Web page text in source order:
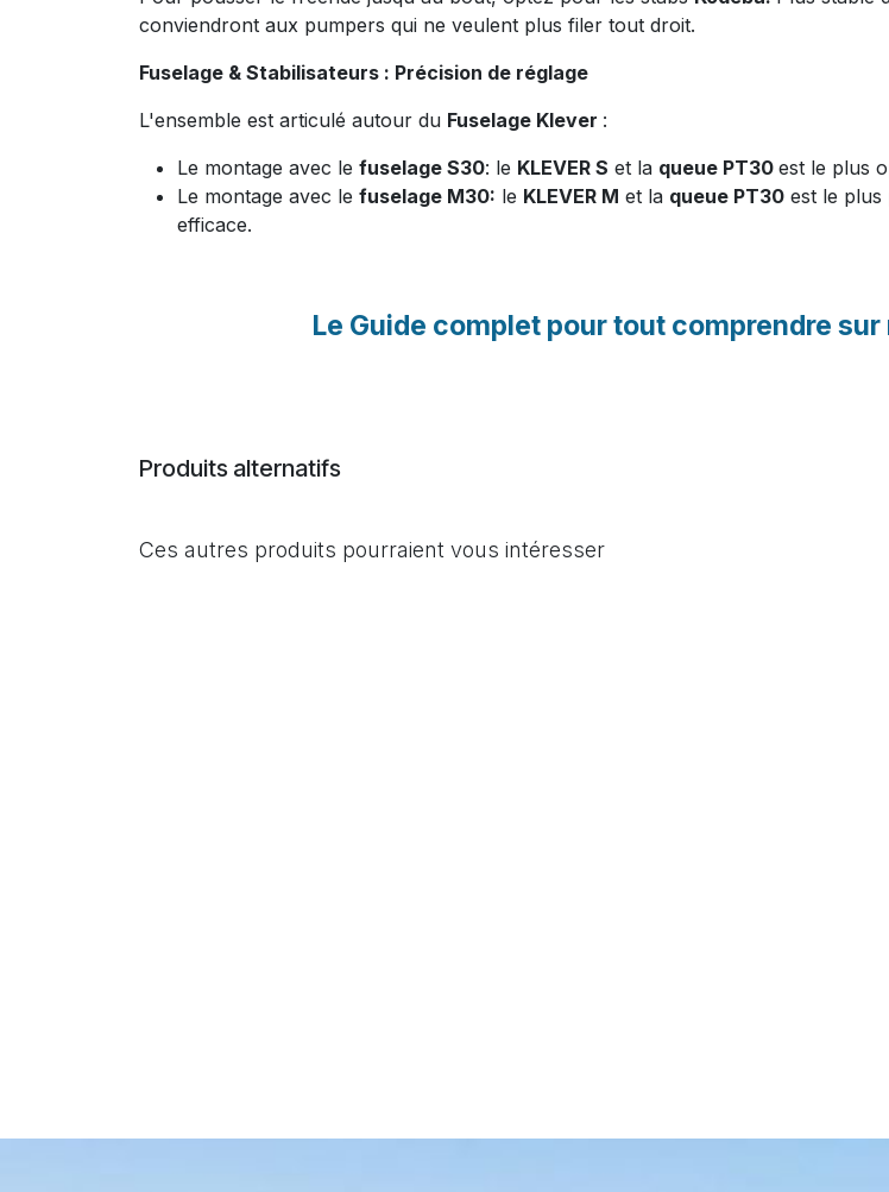
conviendront aux pumpers qui ne veulent plus filer tout droit.
Fuselage & Stabilisateurs : Précision de réglage
L'ensemble est articulé autour du Fuselage Klever :
Le montage avec le fuselage S30: le KLEVER S et la queue PT30 est le plus
Le montage avec le fuselage M30: le KLEVER M et la queue PT30 est le
efficace.
Le Guide complet pour tout comprendre
Produits alternatifs
Ces autres produits pourraient vous intéresser